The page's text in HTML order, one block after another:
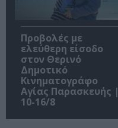
Προβολές με
ελεύθερη είσοδο
στον Θερινό
Δημοτικό
Κινηματογράφο
Αγίας Παρασκευής |
10-16/8